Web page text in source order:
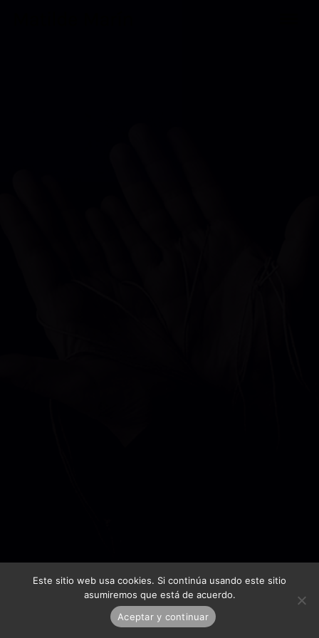
Este sitio web usa cookies. Si continúa usando este sitio
asumiremos que está de acuerdo.
Aceptar y continuar